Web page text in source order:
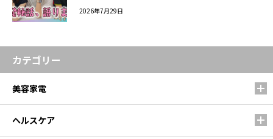
2026年7月29日
カテゴリー
美容家電
ヘルスケア